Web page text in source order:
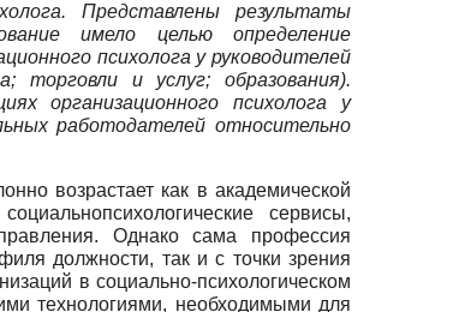
Представлены результаты
имело целью определение
психолога у руководителей
торговли и услуг; образования).
организационного психолога у
работодателей относительно
возрастает как в академической
сервисы,
Однако сама профессия
должности, так и с точки зрения
в социально-психологическом
технологиями, необходимыми для